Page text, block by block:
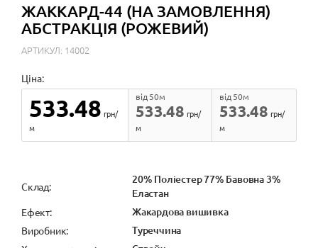
ЖАККАРД-44 (НА ЗАМОВЛЕННЯ)
АБСТРАКЦІЯ (РОЖЕВИЙ)
АРТИКУЛ: 14002
Ціна:
533.48 грн/
м
533.48
від 50м
грн/
м
533.48
від 50м
грн/
м
Cклад:
20% Поліестер 77% Бавовна 3%
Еластан
Ефект: Жакардова вишивка
Виробник: Туреччина